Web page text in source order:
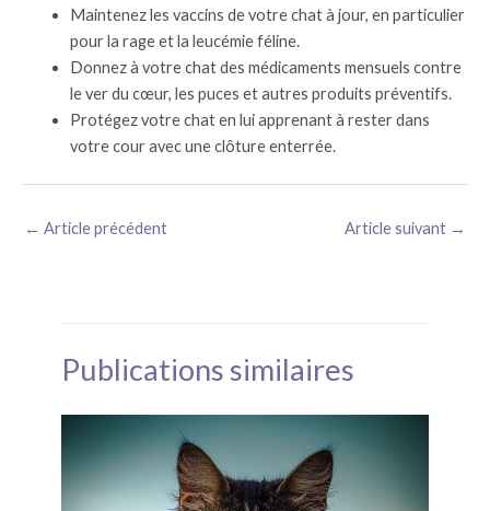
Maintenez les vaccins de votre chat à jour, en particulier
pour la rage et la leucémie féline.
Donnez à votre chat des médicaments mensuels contre
le ver du cœur, les puces et autres produits préventifs.
Protégez votre chat en lui apprenant à rester dans
votre cour avec une clôture enterrée.
← Article précédent Article suivant →
Publications similaires